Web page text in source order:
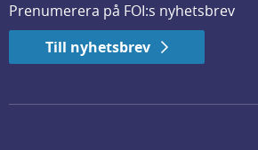
Prenumerera på FOI:s nyhetsbrev
Till nyhetsbrev